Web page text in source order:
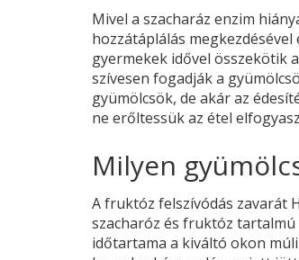
Mivel a szacharáz enzim
hozzátáplálás
gyermekek idővel összekötik
szívesen fogadják a
gyümölcsök, de akár az
ne erőltessük az étel
Milyen
A fruktóz felszívódás zavarát
szacharóz és fruktóz tartalmú
időtartama a kiváltó okon